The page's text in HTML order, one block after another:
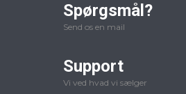
Spørgsmål?
Send os en mail
Support
Vi ved hvad vi sælger